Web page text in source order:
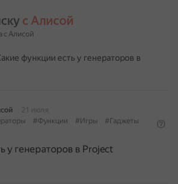
с Алисой
с Алисой
функции есть у генераторов в
21 июля
#Функции #Игры
#Гаджеты
у генераторов в Project